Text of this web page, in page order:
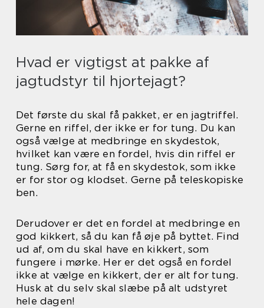
Hvad er vigtigst at pakke af
jagtudstyr til hjortejagt?
Det første du skal få pakket, er en jagtriffel.
Gerne en riffel, der ikke er for tung. Du kan
også vælge at medbringe en skydestok,
hvilket kan være en fordel, hvis din riffel er
tung. Sørg for, at få en skydestok, som ikke
er for stor og klodset. Gerne på teleskopiske
ben.
Derudover er det en fordel at medbringe en
god kikkert, så du kan få øje på byttet. Find
ud af, om du skal have en kikkert, som
fungere i mørke. Her er det også en fordel
ikke at vælge en kikkert, der er alt for tung.
Husk at du selv skal slæbe på alt udstyret
hele dagen!